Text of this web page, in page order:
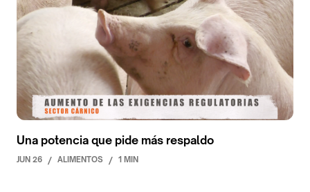
Una potencia que pide más respaldo
JUN 26 / ALIMENTOS / 1 MIN